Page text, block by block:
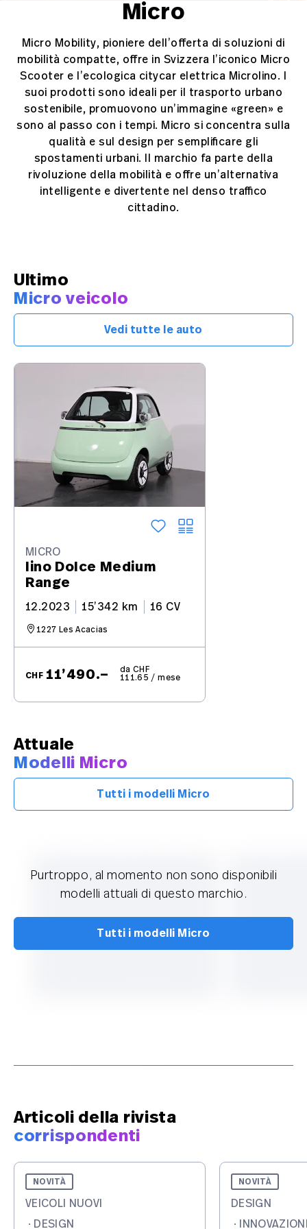
Micro
Micro Mobility, pioniere dell’offerta di soluzioni di
mobilità compatte, offre in Svizzera l’iconico Micro
Scooter e l’ecologica citycar elettrica Microlino. I
suoi prodotti sono ideali per il trasporto urbano
sostenibile, promuovono un’immagine «green» e
sono al passo con i tempi. Micro si concentra sulla
qualità e sul design per semplificare gli
spostamenti urbani. Il marchio fa parte della
rivoluzione della mobilità e offre un’alternativa
intelligente e divertente nel denso traffico
cittadino.
Ultimo
Micro veicolo
Vedi tutte le auto
MICRO
lino Dolce Medium
Range
12.2023 15’342 km 16 CV
1227 Les Acacias
CHF 11’490.– da CHF
111.65 / mese
Attuale
Modelli Micro
Tutti i modelli Micro
Purtroppo, al momento non sono disponibili
modelli attuali di questo marchio.
Tutti i modelli Micro
Articoli della rivista
corrispondenti
NOVITÀ
VEICOLI NUOVI
· DESIGN
NOVITÀ
DESIGN
·